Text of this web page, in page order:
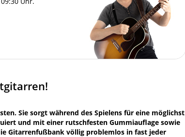
Sie sorgt während des Spielens für eine möglichst
und mit einer rutschfesten Gummiauflage sowie
Gitarrenfußbank völlig problemlos in fast jeder